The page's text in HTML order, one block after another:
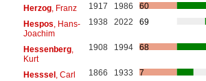
Herzog, Franz 1917 1986
60
Hespos , Hans-
Joachim
1938 2022 69
Hessenberg,
Kurt
1908 1994 68
Hesssel, Carl 1866 1933
7